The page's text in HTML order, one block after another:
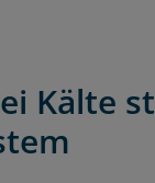
Kälte